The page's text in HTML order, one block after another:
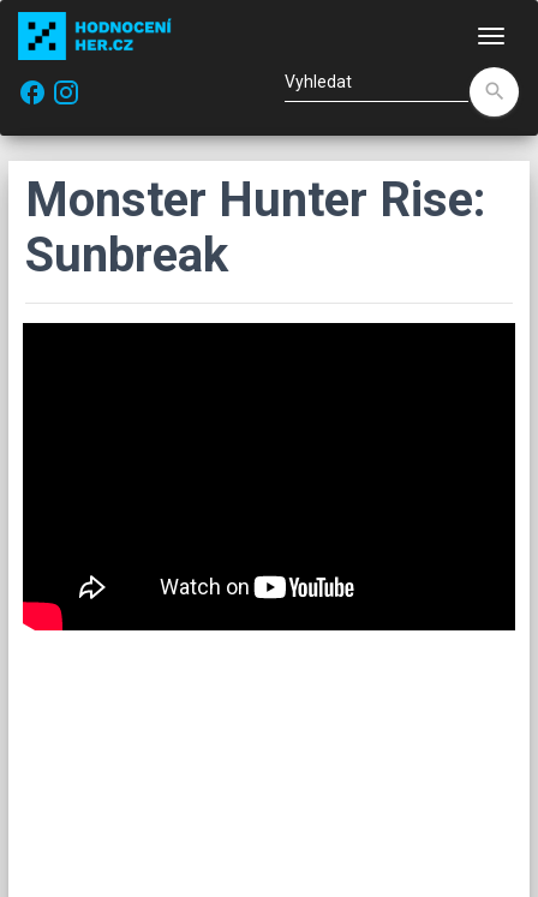
facebook
search
Monster Hunter Rise:
Sunbreak